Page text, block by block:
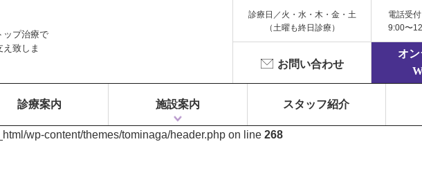
ップ治療で
致しま
診療日／火・水・木・金・土
（土曜も終日診療）
電話受付
9:00〜
お問い合わせ
オ
診療案内 施設案内
1F 富永ペインクリニック
2F 鍼灸院 Libra（リベラ）
3F Dr.Gym（メディカルフィットネス）
スタッフ紹介
wp-content/themes/tominaga/header.php on line 268